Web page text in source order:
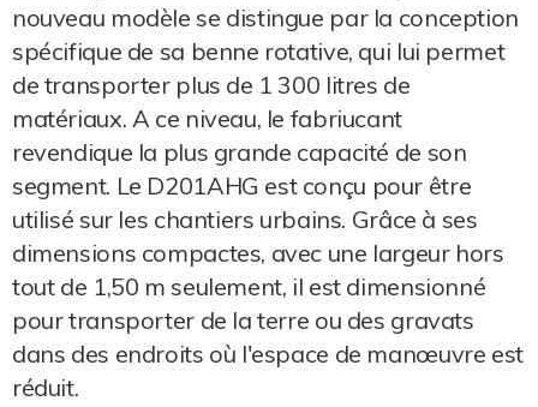
nouveau modèle se distingue par la conception
spécifique de sa benne rotative, qui lui permet
de transporter plus de 1 300 litres de
matériaux. A ce niveau, le fabriucant
revendique la plus grande capacité de son
segment. Le D201AHG est conçu pour être
utilisé sur les chantiers urbains. Grâce à ses
dimensions compactes, avec une largeur hors
tout de 1,50 m seulement, il est dimensionné
pour transporter de la terre ou des gravats
dans des endroits où l'espace de manœuvre est
réduit.